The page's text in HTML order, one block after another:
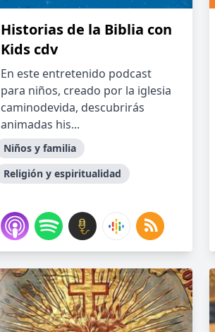
Historias de la Biblia con
Kids cdv
En este entretenido podcast
para niños, creado por la iglesia
caminodevida, descubrirás
animadas his...
Niños y familia
Religión y espiritualidad